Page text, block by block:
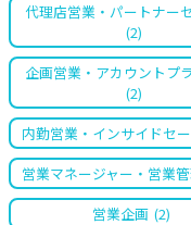
代理店営業・パートナー
(2)
企画営業・アカウントプ
(2)
内勤営業・インサイドセ
営業マネージャー・営業
営業企画 (2)